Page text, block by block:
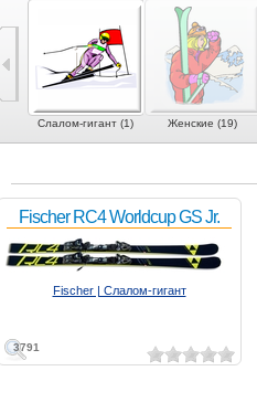
Слалом-гигант (1) Женские (19)
3791
Fischer RC4 Worldcup GS Jr.
Fischer | Слалом-гигант